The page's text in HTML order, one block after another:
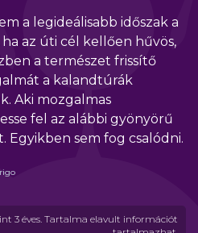
a legideálisabb időszak a
az úti cél kellően hűvös,
a természet frissítő
a kalandtúrák
Aki mozgalmas
fel az alábbi gyönyörű
Egyikben sem fog csalódni.
3 éves. Tartalma elavult információt